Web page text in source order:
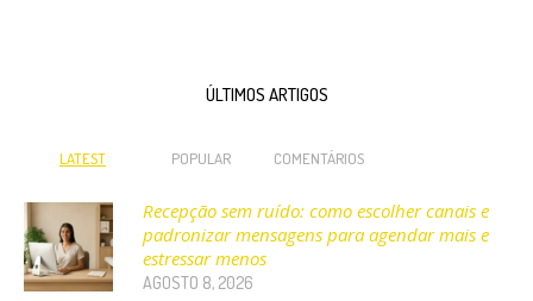
ÚLTIMOS ARTIGOS
LATEST POPULAR COMENTÁRIOS
Recepção sem ruído: como escolher canais e
padronizar mensagens para agendar mais e
estressar menos
AGOSTO 8, 2026